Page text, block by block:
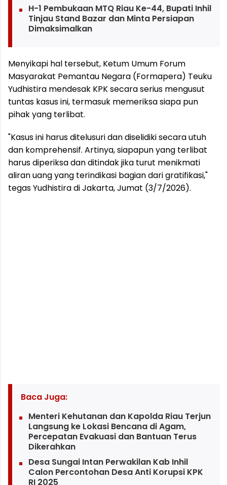
H-1 Pembukaan MTQ Riau Ke-44, Bupati Inhil
Tinjau Stand Bazar dan Minta Persiapan
Dimaksimalkan
Menyikapi hal tersebut, Ketum Umum Forum
Masyarakat Pemantau Negara (Formapera) Teuku
Yudhistira mendesak KPK secara serius mengusut
tuntas kasus ini, termasuk memeriksa siapa pun
pihak yang terlibat.
"Kasus ini harus ditelusuri dan diselidiki secara utuh
dan komprehensif. Artinya, siapapun yang terlibat
harus diperiksa dan ditindak jika turut menikmati
aliran uang yang terindikasi bagian dari gratifikasi,"
tegas Yudhistira di Jakarta, Jumat (3/7/2026).
Baca Juga:
Menteri Kehutanan dan Kapolda Riau Terjun
Langsung ke Lokasi Bencana di Agam,
Percepatan Evakuasi dan Bantuan Terus
Dikerahkan
Desa Sungai Intan Perwakilan Kab Inhil
Calon Percontohan Desa Anti Korupsi KPK
RI 2025